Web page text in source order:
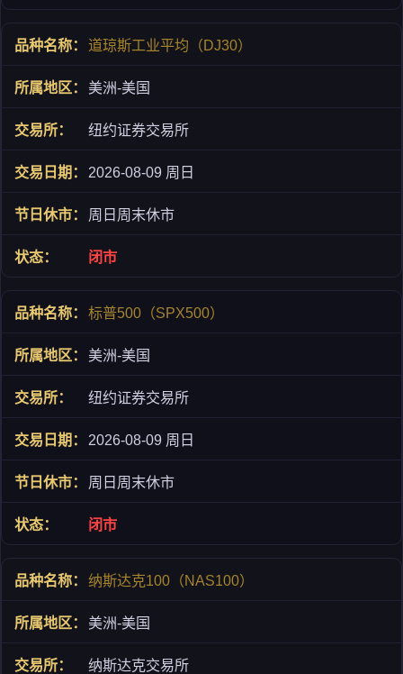
道琼斯工业平均（DJ30）
美洲-美国
纽约证券交易所
2026-08-09 周日
周日周末休市
闭市
标普500（SPX500）
美洲-美国
纽约证券交易所
2026-08-09 周日
周日周末休市
闭市
纳斯达克100（NAS100）
美洲-美国
纳斯达克交易所